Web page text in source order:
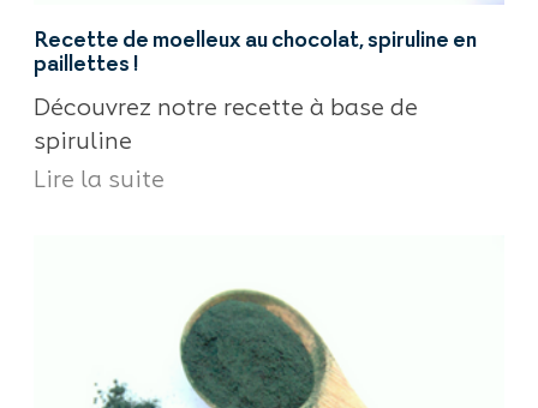
Recette de moelleux au chocolat, spiruline en
paillettes !
Découvrez notre recette à base de
spiruline
Lire la suite